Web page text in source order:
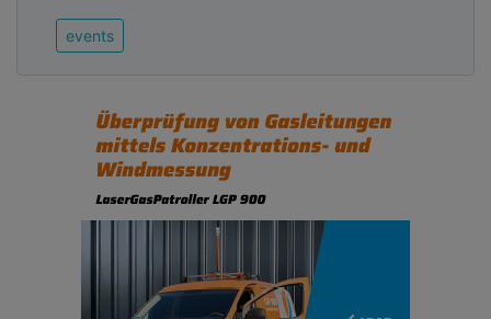
events